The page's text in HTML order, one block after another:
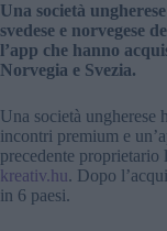
Una società
svedese e norvegese
l’app che hanno
Norvegia e Svezia.
Una società ungherese
incontri premium e
precedente proprietario
kreativ.hu. Dopo
in 6 paesi.